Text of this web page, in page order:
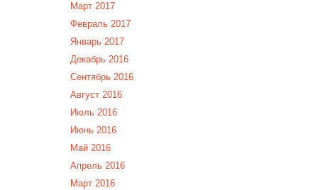
Март 2017
Февраль 2017
Январь 2017
Декабрь 2016
Сентябрь 2016
Август 2016
Июль 2016
Июнь 2016
Май 2016
Апрель 2016
Март 2016